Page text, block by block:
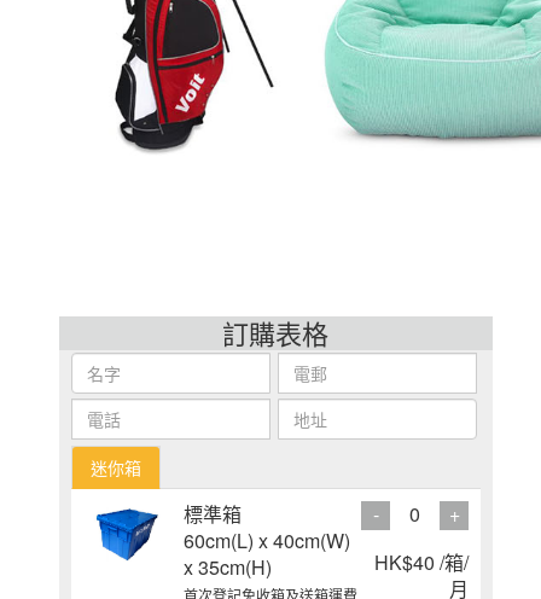
訂購表格
迷你箱
標準箱
60cm(L) x 40cm(W)
x 35cm(H)
首次登記免收箱及送箱運費
- 0
+
HK$40 /箱/
月